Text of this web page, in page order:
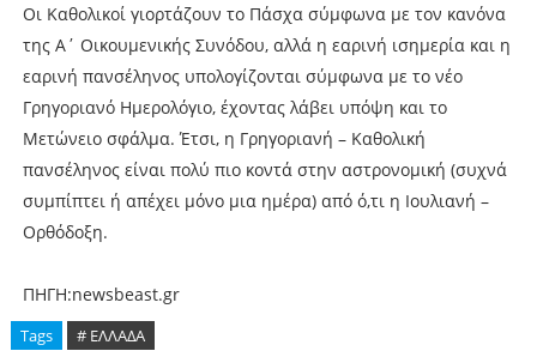
Οι Καθολικοί γιορτάζουν το Πάσχα σύμφωνα με τον κανόνα
της Α΄ Οικουμενικής Συνόδου, αλλά η εαρινή ισημερία και η
εαρινή πανσέληνος υπολογίζονται σύμφωνα με το νέο
Γρηγοριανό Ημερολόγιο, έχοντας λάβει υπόψη και το
Μετώνειο σφάλμα. Έτσι, η Γρηγοριανή – Καθολική
πανσέληνος είναι πολύ πιο κοντά στην αστρονομική (συχνά
συμπίπτει ή απέχει μόνο μια ημέρα) από ό,τι η Ιουλιανή –
Ορθόδοξη.
ΠΗΓΗ:newsbeast.gr
Tags # ΕΛΛΑΔΑ